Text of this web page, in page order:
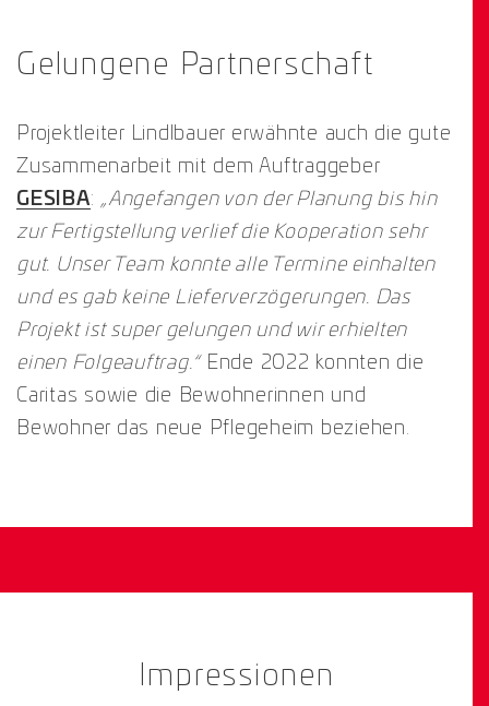
Gelungene Partnerschaft
Projektleiter Lindlbauer erwähnte auch die gute
Zusammenarbeit mit dem Auftraggeber
GESIBA: „Angefangen von der Planung bis hin
zur Fertigstellung verlief die Kooperation sehr
gut. Unser Team konnte alle Termine einhalten
und es gab keine Lieferverzögerungen. Das
Projekt ist super gelungen und wir erhielten
einen Folgeauftrag.“Ende 2022 konnten die
Caritas sowie die Bewohnerinnen und
Bewohner das neue Pflegeheim beziehen.
Impressionen